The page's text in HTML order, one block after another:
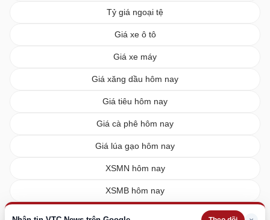
Tỷ giá ngoại tệ
Giá xe ô tô
Giá xe máy
Giá xăng dầu hôm nay
Giá tiêu hôm nay
Giá cà phê hôm nay
Giá lúa gạo hôm nay
XSMN hôm nay
XSMB hôm nay